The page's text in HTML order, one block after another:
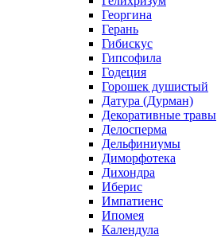
Георгина
Герань
Гибискус
Гипсофила
Годеция
Горошек душистый
Датура (Дурман)
Декоративные травы
Делосперма
Дельфиниумы
Диморфотека
Дихондра
Иберис
Импатиенс
Ипомея
Календула